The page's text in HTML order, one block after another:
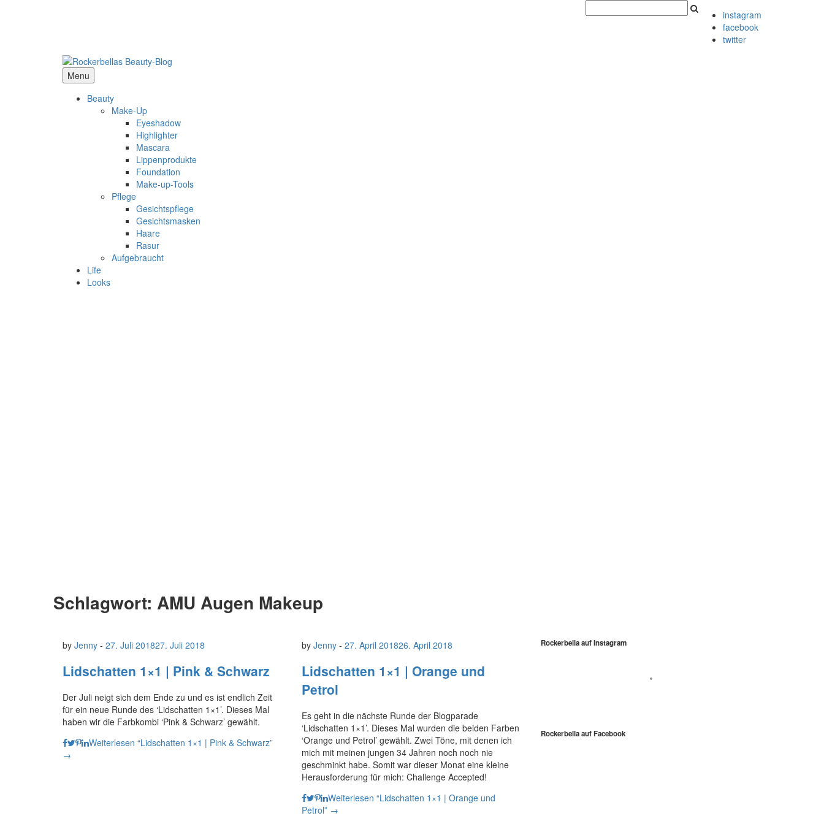
instagram
facebook
twitter
Menu
Beauty
Make-Up
Eyeshadow
Highlighter
Mascara
Lippenprodukte
Foundation
Make-up-Tools
Pflege
Gesichtspflege
Gesichtsmasken
Haare
Rasur
Aufgebraucht
Life
Looks
Schlagwort: AMU Augen Makeup
by Jenny - 27. Juli 201827. Juli 2018
Lidschatten 1×1 | Pink & Schwarz
Der Juli neigt sich dem Ende zu und es ist endlich Zeit
für ein neue Runde des ‘Lidschatten 1×1’. Dieses Mal
haben wir die Farbkombi ‘Pink & Schwarz’ gewählt.
Weiterlesen “Lidschatten 1×1 | Pink & Schwarz”
→
by Jenny - 27. April 201826. April 2018
Lidschatten 1×1 | Orange und
Petrol
Es geht in die nächste Runde der Blogparade
‘Lidschatten 1×1’. Dieses Mal wurden die beiden Farben
‘Orange und Petrol’ gewählt. Zwei Töne, mit denen ich
mich mit meinen jungen 34 Jahren noch noch nie
geschminkt habe. Somit war dieser Monat eine kleine
Herausforderung für mich: Challenge Accepted!
Weiterlesen “Lidschatten 1×1 | Orange und
Petrol” →
Rockerbella auf Instagram
Rockerbella auf Facebook